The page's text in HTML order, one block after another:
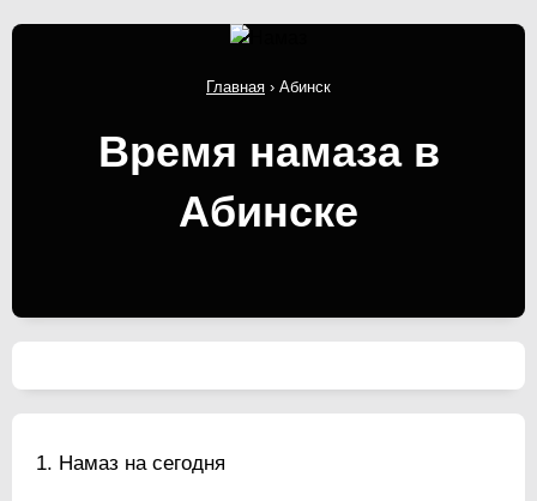
Главная › Абинск
Время намаза в
Абинске
Намаз на сегодня